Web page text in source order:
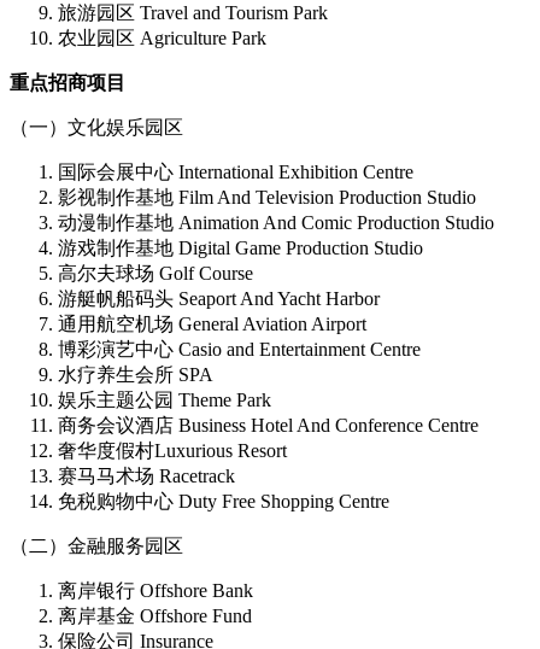
旅游园区 Travel and Tourism Park
农业园区 Agriculture Park
重点招商项目
（一）文化娱乐园区
国际会展中心 International Exhibition Centre
影视制作基地 Film And Television Production Studio
动漫制作基地 Animation And Comic Production Studio
游戏制作基地 Digital Game Production Studio
高尔夫球场 Golf Course
游艇帆船码头 Seaport And Yacht Harbor
通用航空机场 General Aviation Airport
博彩演艺中心 Casio and Entertainment Centre
水疗养生会所 SPA
娱乐主题公园 Theme Park
商务会议酒店 Business Hotel And Conference Centre
奢华度假村Luxurious Resort
赛马马术场 Racetrack
免税购物中心 Duty Free Shopping Centre
（二）金融服务园区
离岸银行 Offshore Bank
离岸基金 Offshore Fund
保险公司 Insurance